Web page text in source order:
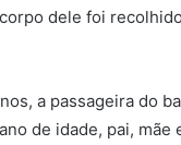
dele foi
a passageira do
de idade, pai,